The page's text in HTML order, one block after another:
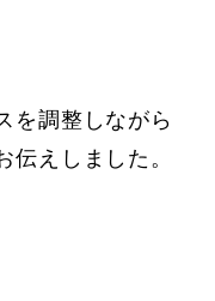
を調整しながら
伝えしました。